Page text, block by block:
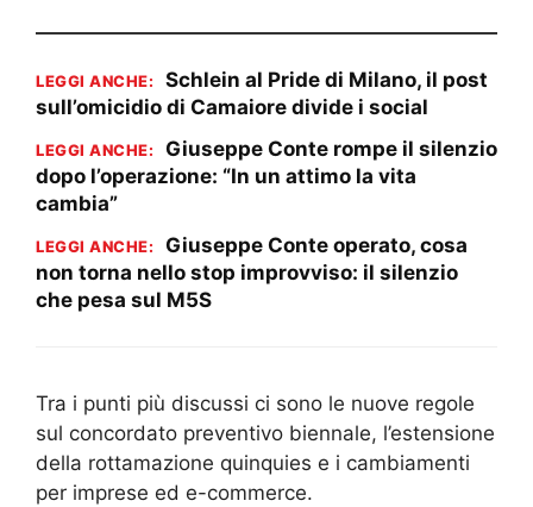
LEGGI ANCHE:
Schlein al Pride di Milano, il post
sull’omicidio di Camaiore divide i social
LEGGI ANCHE:
Giuseppe Conte rompe il silenzio
dopo l’operazione: “In un attimo la vita
cambia”
LEGGI ANCHE:
Giuseppe Conte operato, cosa
non torna nello stop improvviso: il silenzio
che pesa sul M5S
Tra i punti più discussi ci sono le nuove regole
sul concordato preventivo biennale, l’estensione
della rottamazione quinquies e i cambiamenti
per imprese ed e-commerce.